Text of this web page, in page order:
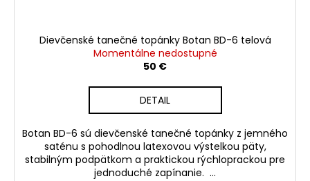
Dievčenské tanečné topánky Botan BD-6 telová
Momentálne nedostupné
50 €
DETAIL
Botan BD-6 sú dievčenské tanečné topánky z jemného
saténu s pohodlnou latexovou výstelkou päty,
stabilným podpätkom a praktickou rýchloprackou pre
jednoduché zapínanie. ...